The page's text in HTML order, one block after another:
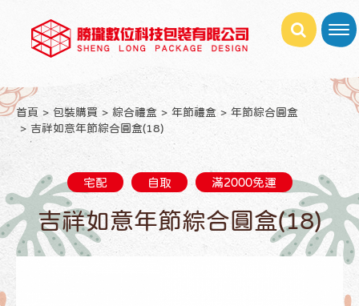
首頁 包裝購買 綜合禮盒 年節禮盒
年節綜合圓盒
吉祥如意年節綜合圓盒(18)
宅配 自取 滿2000免運
吉祥如意年節綜合圓盒(18)